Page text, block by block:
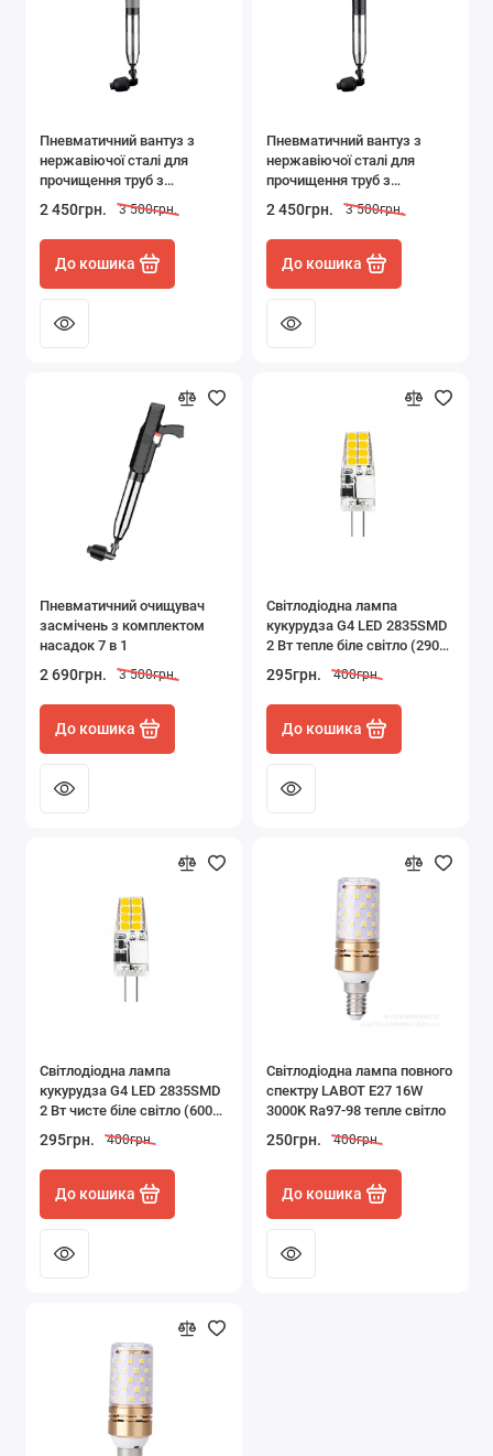
Пневматичний вантуз з
нержавіючої сталі для
прочищення труб з
манометром і насадками
сірий
2 450грн. 3 500грн.
До кошика
Пневматичний вантуз з
нержавіючої сталі для
прочищення труб з
манометром і насадками
чорний
2 450грн. 3 500грн.
До кошика
Пневматичний очищувач
засмічень з комплектом
насадок 7 в 1
2 690грн. 3 500грн.
До кошика
Світлодіодна лампа
кукурудза G4 LED 2835SMD
2 Вт тепле біле світло (2900-
295грн. 400грн.
До кошика
Світлодіодна лампа
кукурудза G4 LED 2835SMD
2 Вт чисте біле світло (6000-
295грн. 400грн.
До кошика
Світлодіодна лампа повного
спектру LABOT E27 16W
3000K Ra97-98 тепле світло
250грн. 400грн.
До кошика